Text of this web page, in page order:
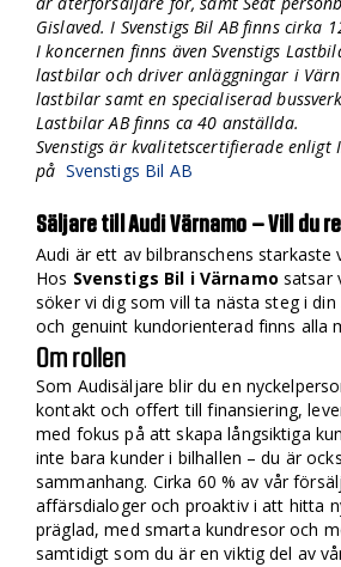
Gislaved. I Svenstigs Bil AB finns cirka
I koncernen finns även Svenstigs
lastbilar och driver anläggningar i
lastbilar samt en specialiserad
Lastbilar AB finns ca 40 anställda.
Svenstigs är kvalitetscertifierade enligt
på Svenstigs Bil AB
Säljare till Audi Värnamo – Vill du
Audi är ett av bilbranschens
Hos Svenstigs Bil i Värnamo satsar
söker vi dig som vill ta nästa steg i
och genuint kundorienterad finns alla
Om rollen
Som Audisäljare blir du en
kontakt och offert till finansiering,
med fokus på att skapa långsiktiga
inte bara kunder i bilhallen – du är
sammanhang. Cirka 60 % av vår
affärsdialoger och proaktiv i att hitta
präglad, med smarta kundresor och
samtidigt som du är en viktig del av